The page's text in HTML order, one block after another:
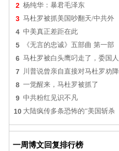
2 杨纯华：暴君毛泽东
3 马杜罗被抓美国吵翻天/中共外
4 中美真正差距在此
5 《无言的忠诚》五部曲 第一部
6 马杜罗被白头鹰叼走了，委国人
7 川普说曾亲自直接对马杜罗劝降
8 一觉醒来，马杜罗被抓了
9 中共粉红见识不凡
10 大陆疯传多条恐怖的“美国斩杀
一周博文回复排行榜